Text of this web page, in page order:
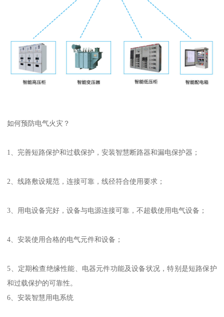
如何预防电气火灾？
1、完善短路保护和过载保护，安装智慧断路器和漏电保护器；
2、线路敷设规范，连接可靠，线径符合使用要求；
3、用电设备完好，设备与电源连接可靠，不超载使用电气设备；
4、安装使用合格的电气元件和设备；
5、定期检查绝缘性能、电器元件功能及设备状况，特别是短路保护
和过载保护的可靠性。
6、安装智慧用电系统